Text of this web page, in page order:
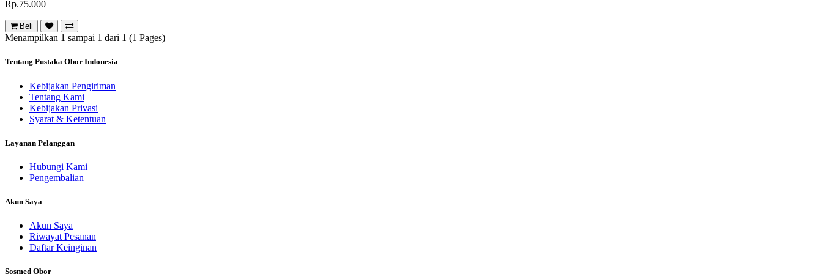
Rp.75.000
Beli
Menampilkan 1 sampai 1 dari 1 (1 Pages)
Tentang Pustaka Obor Indonesia
Kebijakan Pengiriman
Tentang Kami
Kebijakan Privasi
Syarat & Ketentuan
Layanan Pelanggan
Hubungi Kami
Pengembalian
Akun Saya
Akun Saya
Riwayat Pesanan
Daftar Keinginan
Sosmed Obor